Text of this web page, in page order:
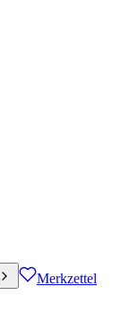
Merkzettel